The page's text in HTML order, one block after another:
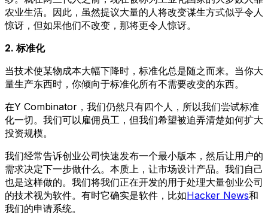
农业生活。因此，虽然提议大量的人将改变谋生方式似乎令人
惊讶，但如果他们不改变，那将更令人惊讶。
2. 标准化
当技术使某物成本大幅下降时，标准化总是随之而来。当你大
量生产东西时，你倾向于标准化所有不需要改变的东西。
在Y Combinator，我们仍然只有四个人，所以我们尝试标准
化一切。我们可以雇佣员工，但我们希望被迫弄清楚如何扩大
投资规模。
我们经常告诉创业公司快速发布一个最小版本，然后让用户的
需求决定下一步做什么。本质上，让市场设计产品。我们自己
也是这样做的。我们将我们正在开发的用于处理大量创业公司
的技术视为软件。有时它确实是软件，比如Hacker News和
我们的申请系统。